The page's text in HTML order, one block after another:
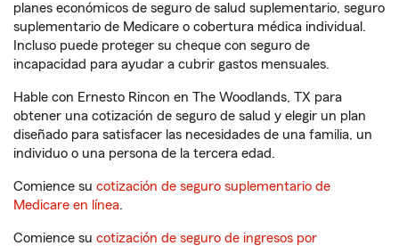
planes económicos de seguro de salud suplementario, seguro
suplementario de Medicare o cobertura médica individual.
Incluso puede proteger su cheque con seguro de
incapacidad para ayudar a cubrir gastos mensuales.
Hable con Ernesto Rincon en The Woodlands, TX para
obtener una cotización de seguro de salud y elegir un plan
diseñado para satisfacer las necesidades de una familia, un
individuo o una persona de la tercera edad.
Comience su cotización de seguro suplementario de
Medicare en línea.
Comience su cotización de seguro de ingresos por